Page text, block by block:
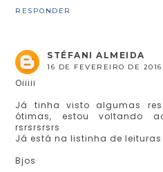
RESPONDER
STÉFANI ALMEIDA
16 DE FEVEREIRO DE
Oiiiii
Já tinha visto algumas
ótimas, estou voltando
rsrsrsrsrs
Já está na listinha de leituras
Bjos